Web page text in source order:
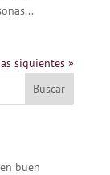
siguientes »
Buscar
buen